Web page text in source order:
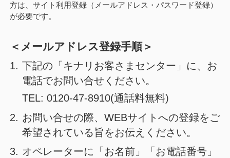
方は、サイト利用登録（メールアドレス・パスワード登録）
が必要です。
＜メールアドレス登録手順＞
1. 下記の「キナリお客さまセンター」に、お
電話でお問い合せください。
TEL: 0120-47-8910(通話料無料)
2. お問い合せの際、WEBサイトへの登録をご
希望されている旨をお伝えください。
3. オペレーターに「お名前」「お電話番号」